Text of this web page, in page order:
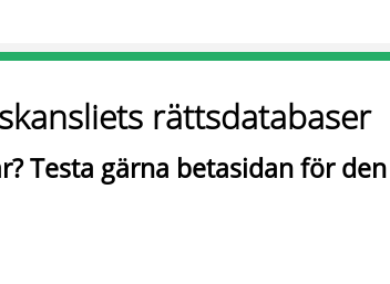
rättsdatabaser
Testa gärna betasidan för